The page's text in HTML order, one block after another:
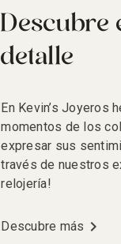
Descubre
detalle
En Kevin’s Joyeros
momentos de los
expresar sus
través de nuestros
relojería!
Descubre más chevron_right